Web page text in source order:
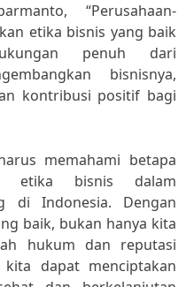
“Perusahaan-
etika bisnis yang baik
penuh dari
bisnisnya,
kontribusi positif bagi
memahami betapa
etika bisnis dalam
di Indonesia. Dengan
baik, bukan hanya kita
hukum dan reputasi
dapat menciptakan